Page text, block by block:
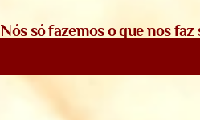
Nós só fazemos o que nos